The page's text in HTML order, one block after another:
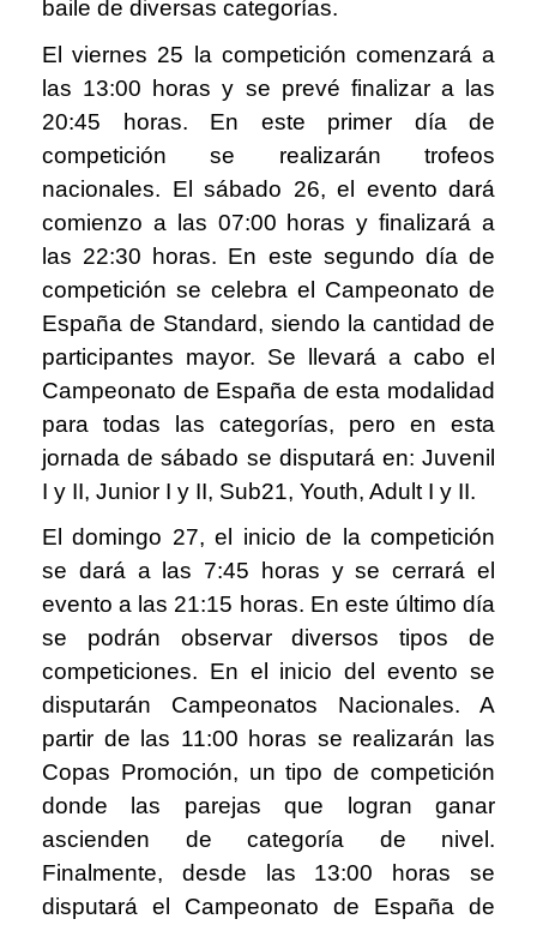
baile de diversas categorías.
El viernes 25 la competición comenzará a
las 13:00 horas y se prevé finalizar a las
20:45 horas. En este primer día de
competición se realizarán trofeos
nacionales. El sábado 26, el evento dará
comienzo a las 07:00 horas y finalizará a
las 22:30 horas. En este segundo día de
competición se celebra el Campeonato de
España de Standard, siendo la cantidad de
participantes mayor. Se llevará a cabo el
Campeonato de España de esta modalidad
para todas las categorías, pero en esta
jornada de sábado se disputará en: Juvenil
I y II, Junior I y II, Sub21, Youth, Adult I y II.
El domingo 27, el inicio de la competición
se dará a las 7:45 horas y se cerrará el
evento a las 21:15 horas. En este último día
se podrán observar diversos tipos de
competiciones. En el inicio del evento se
disputarán Campeonatos Nacionales. A
partir de las 11:00 horas se realizarán las
Copas Promoción, un tipo de competición
donde las parejas que logran ganar
ascienden de categoría de nivel.
Finalmente, desde las 13:00 horas se
disputará el Campeonato de España de